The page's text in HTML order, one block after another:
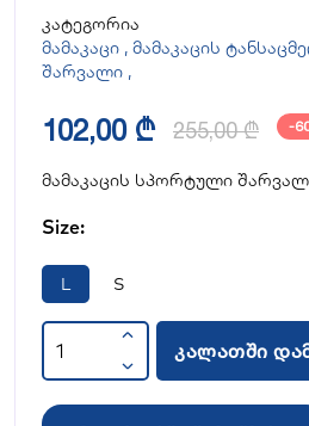
კატეგორია
მამაკაცი , მამაკაცის
შარვალი ,
102,00 ₾ 255,00 ₾ -
მამაკაცის სპორტული
Size:
L S
კალათში